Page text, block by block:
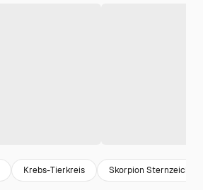
Krebs-Tierkreis Skorpion Sternzeichen